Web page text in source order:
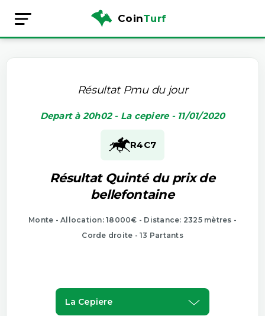
CoinTurf
Résultat Pmu du jour
Depart à 20h02 - La cepiere - 11/01/2020
R4C7
Résultat Quinté du prix de
bellefontaine
Monte - Allocation: 18000€ - Distance: 2325 mètres -
Corde droite - 13 Partants
La Cepiere